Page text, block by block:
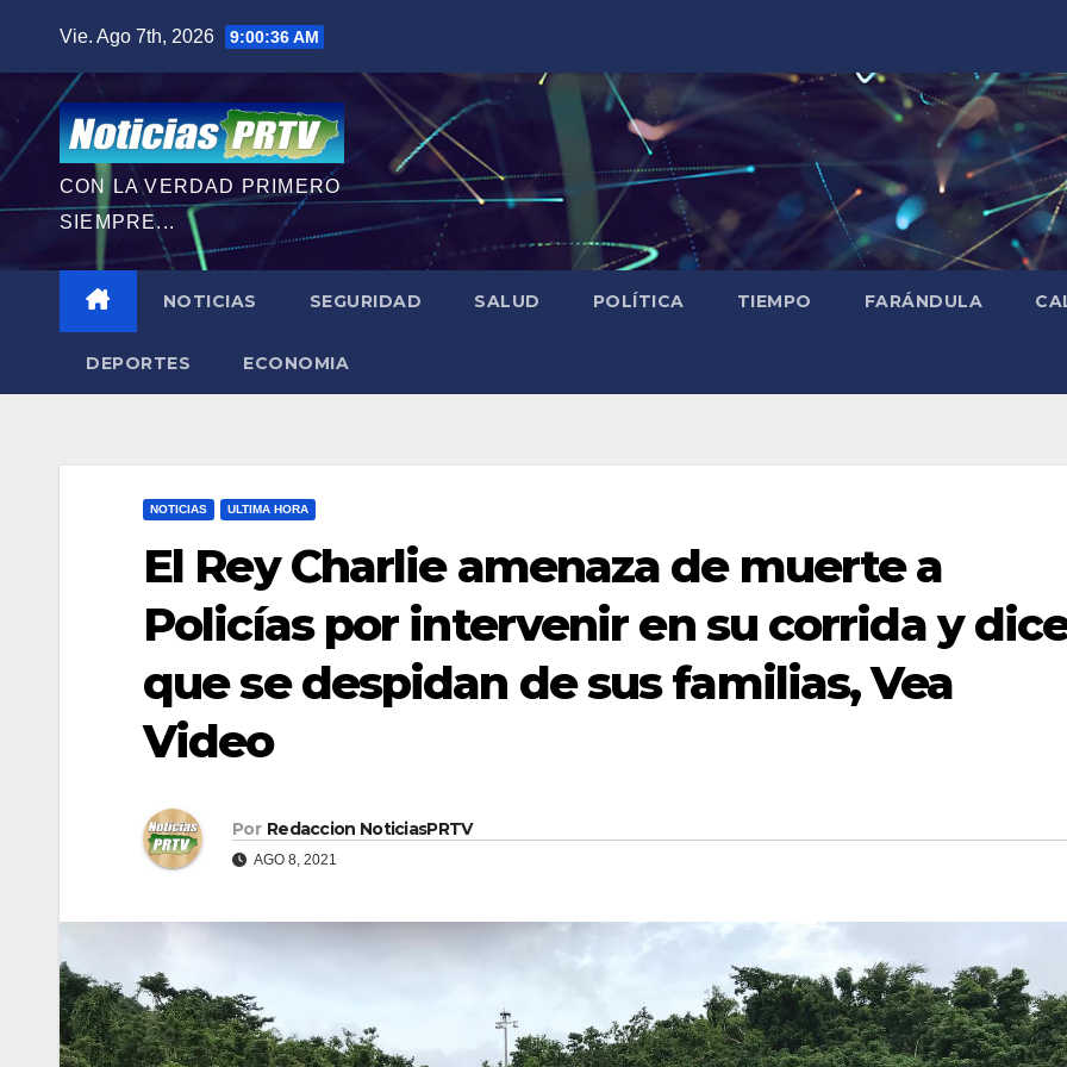
contenido
Vie. Ago 7th, 2026 9:00:37 AM
CON LA VERDAD PRIMERO
SIEMPRE...
NOTICIAS SEGURIDAD SALUD POLÍTICA TIEMPO FARÁNDULA
DEPORTES ECONOMIA
NOTICIAS ULTIMA HORA
El Rey Charlie amenaza de muerte a
Policías por intervenir en su corrida y
que se despidan de sus familias, Vea
Video
Por Redaccion NoticiasPRTV
AGO 8, 2021